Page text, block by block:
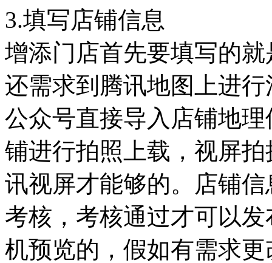
3.填写店铺信息
增添门店首先要填写的
还需求到腾讯地图上进
公众号直接导入店铺地
铺进行拍照上载，视屏
讯视屏才能够的。店铺
考核，考核通过才可以
机预览的，假如有需求